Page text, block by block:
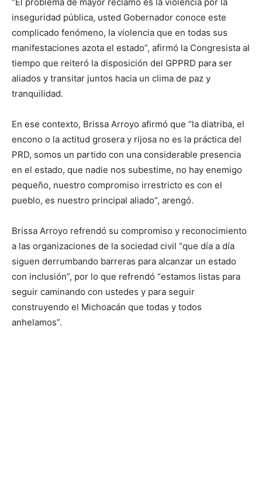
inseguridad pública, usted Gobernador conoce este
complicado fenómeno, la violencia que en todas sus
manifestaciones azota el estado”, afirmó la Congresista al
tiempo que reiteró la disposición del GPPRD para ser
aliados y transitar juntos hacia un clima de paz y
tranquilidad.
En ese contexto, Brissa Arroyo afirmó que “la diatriba, el
encono o la actitud grosera y rijosa no es la práctica del
PRD, somos un partido con una considerable presencia
en el estado, que nadie nos subestime, no hay enemigo
pequeño, nuestro compromiso irrestricto es con el
pueblo, es nuestro principal aliado”, arengó.
Brissa Arroyo refrendó su compromiso y reconocimiento
a las organizaciones de la sociedad civil “que día a día
siguen derrumbando barreras para alcanzar un estado
con inclusión”, por lo que refrendó “estamos listas para
seguir caminando con ustedes y para seguir
construyendo el Michoacán que todas y todos
anhelamos”.